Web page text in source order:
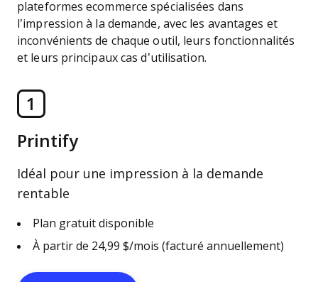
plateformes ecommerce spécialisées dans
l’impression à la demande, avec les avantages et
inconvénients de chaque outil, leurs fonctionnalités
et leurs principaux cas d’utilisation.
1
Printify
Idéal pour une impression à la demande
rentable
Plan gratuit disponible
À partir de 24,99 $/mois (facturé annuellement)